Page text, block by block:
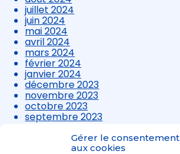
Gérer le consentement
aux cookies
juillet 2024
juin 2024
mai 2024
avril 2024
mars 2024
février 2024
janvier 2024
décembre 2023
novembre 2023
octobre 2023
septembre 2023
août 2023
juillet 2023